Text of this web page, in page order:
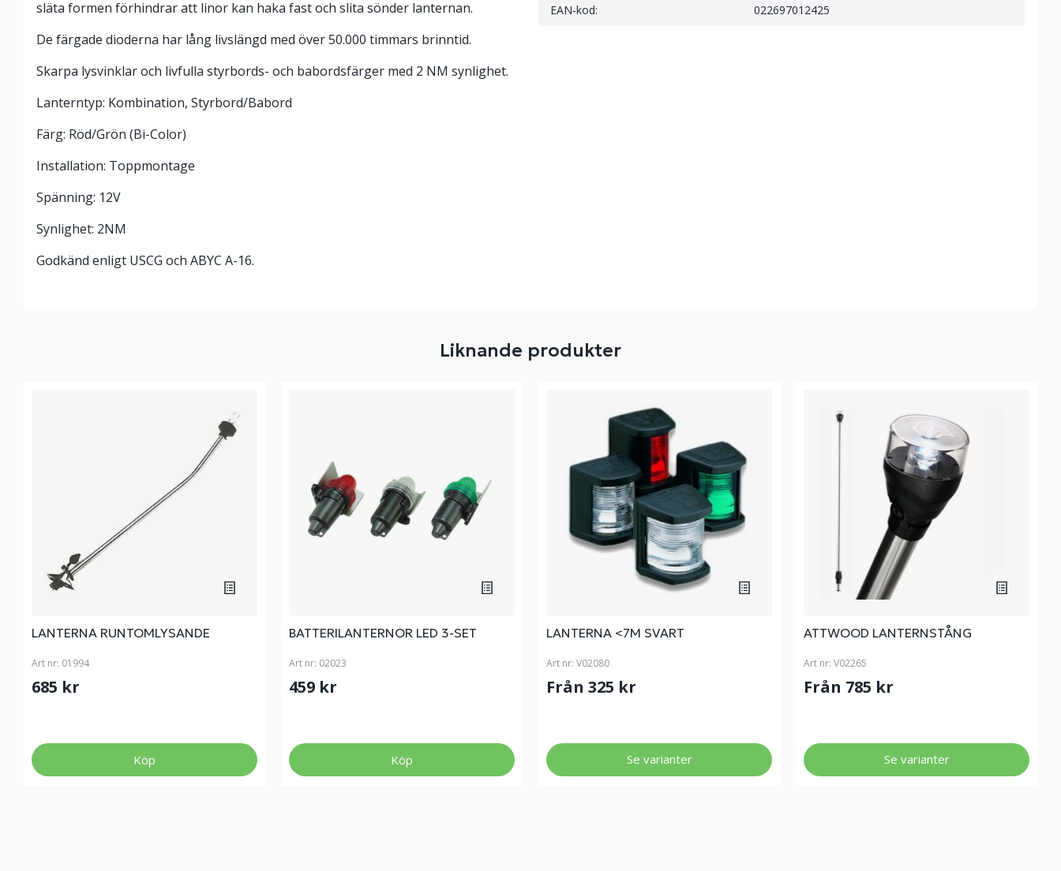
släta formen förhindrar att linor kan haka fast och slita sönder lanternan.
De färgade dioderna har lång livslängd med över 50.000 timmars brinntid.
Skarpa lysvinklar och livfulla styrbords- och babordsfärger med 2 NM synlighet.
Lanterntyp: Kombination, Styrbord/Babord
Färg: Röd/Grön (Bi-Color)
Installation: Toppmontage
Spänning: 12V
Synlighet: 2NM
Godkänd enligt USCG och ABYC A-16.
EAN-kod: 022697012425
Liknande produkter
LANTERNA RUNTOMLYSANDE
Art nr: 01994
685 kr
Köp
BATTERILANTERNOR LED 3-SET
Art nr: 02023
459 kr
Köp
LANTERNA <7M SVART
Art nr: V02080
Från 325 kr
Se varianter
ATTWOOD LANTERNSTÅNG
Art nr: V02265
Från 785 kr
Se varianter